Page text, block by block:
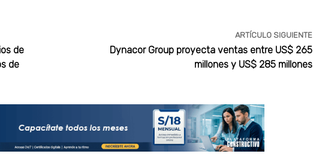
de
de
ARTÍCULO SIGUIENTE
Dynacor Group proyecta ventas entre US$ 265
millones y US$ 285 millones